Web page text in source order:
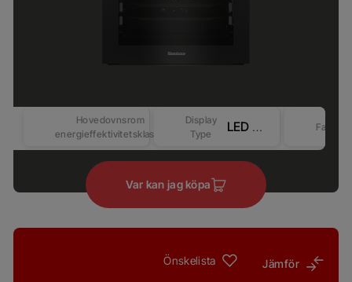
Hovedovnsrom
energieffektivitetsklasse
Display
Type
LED Display - Touch&Knob control (Beyond-Better) – Competitive-2 Farge
Var kan jag köpa
Önskelista Jämför